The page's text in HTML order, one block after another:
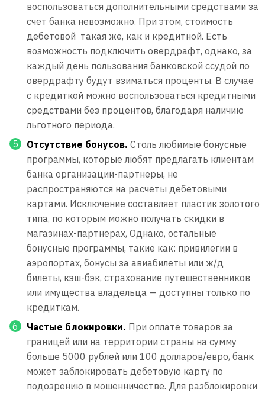
воспользоваться дополнительными средствами за
счет банка невозможно. При этом, стоимость
дебетовой такая же, как и кредитной. Есть
возможность подключить овердрафт, однако, за
каждый день пользования банковской ссудой по
овердрафту будут взиматься проценты. В случае
с кредиткой можно воспользоваться кредитными
средствами без процентов, благодаря наличию
льготного периода.
Отсутствие бонусов. Столь любимые бонусные
программы, которые любят предлагать клиентам
банка организации-партнеры, не
распространяются на расчеты дебетовыми
картами. Исключение составляет пластик золотого
типа, по которым можно получать скидки в
магазинах-партнерах, Однако, остальные
бонусные программы, такие как: привилегии в
аэропортах, бонусы за авиабилеты или ж/д
билеты, кэш-бэк, страхование путешественников
или имущества владельца — доступны только по
кредиткам.
Частые блокировки. При оплате товаров за
границей или на территории страны на сумму
больше 5000 рублей или 100 долларов/евро, банк
может заблокировать дебетовую карту по
подозрению в мошенничестве. Для разблокировки